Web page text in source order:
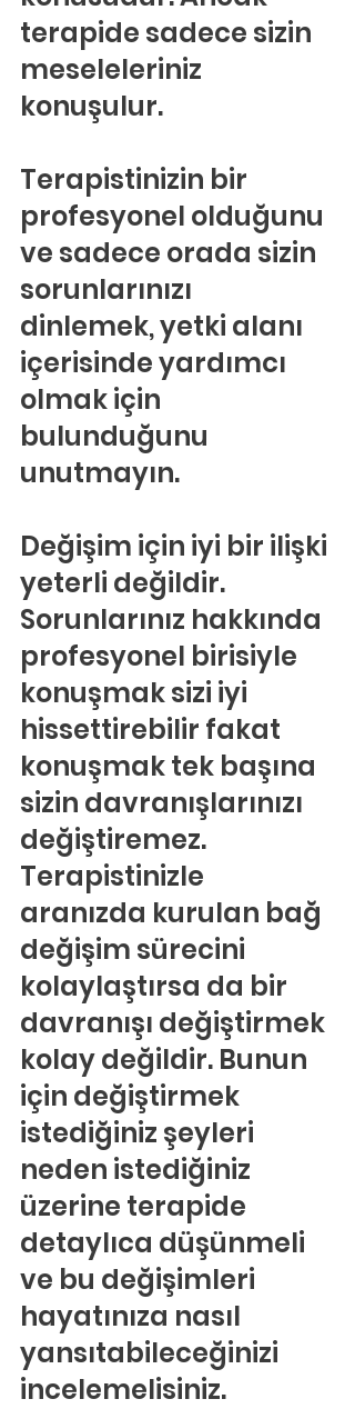
terapide sadece sizin
meseleleriniz
konuşulur.
Terapistinizin bir
profesyonel olduğunu
ve sadece orada sizin
sorunlarınızı
dinlemek, yetki alanı
içerisinde yardımcı
olmak için
bulunduğunu
unutmayın.
Değişim için iyi bir ilişki
yeterli değildir.
Sorunlarınız hakkında
profesyonel birisiyle
konuşmak sizi iyi
hissettirebilir fakat
konuşmak tek başına
sizin davranışlarınızı
değiştiremez.
Terapistinizle
aranızda kurulan bağ
değişim sürecini
kolaylaştırsa da bir
davranışı değiştirmek
kolay değildir. Bunun
için değiştirmek
istediğiniz şeyleri
neden istediğiniz
üzerine terapide
detaylıca düşünmeli
ve bu değişimleri
hayatınıza nasıl
yansıtabileceğinizi
incelemelisiniz.